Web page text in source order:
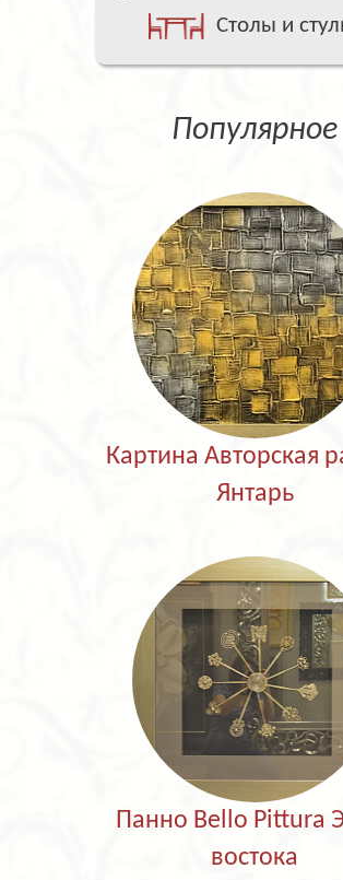
Столы и
Популярное
Картина Авторская
Янтарь
Панно Bello Pittura
востока